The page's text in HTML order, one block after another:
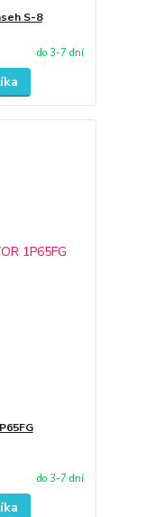
S-8
do 3-7 dní
do 3-7 dní